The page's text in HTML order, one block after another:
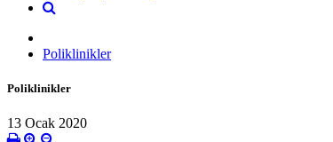
Poliklinikler
Poliklinikler
13 Ocak 2020